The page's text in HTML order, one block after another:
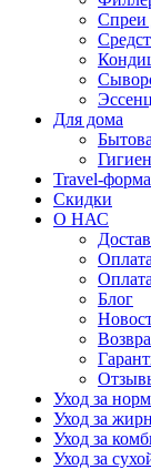
Спреи
Для дома
Travel-
Скидки
О НАС
Оплата
Блог
Уход за
Уход за
Уход за
Уход за